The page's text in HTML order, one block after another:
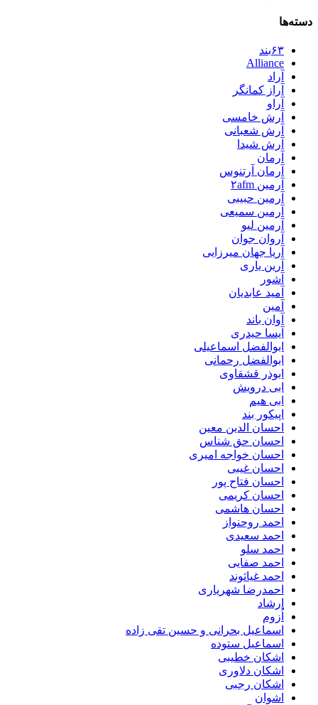
دسته‌ها
۶۳بند
Alliance
آراد
آراز کمانگر
آراو
آرش خامسی
آرش شعبانی
آرش شیدا
آرمان
آرمان آرتنوس
آرمین ۲afm
آرمین حبیبی
آرمین سمیعی
آرمین لیو
آروان جوان
آریا جهان میرزایی
آرین یاری
آشور
آمید عابدیان
آمین
آوان باند
آیسا حیدری
ابوالفضل اسماعیلی
ابوالفضل رحمانی
ابوذر قشقاوی
ابی درویش
ابی هیم
اپیکور بند
احسان الدین معین
احسان حق شناس
احسان خواجه امیری
احسان غیبی
احسان فتاح پور
احسان کریمی
احسان هاشمی
احمد روحنواز
احمد سعیدی
احمد سلو
احمد صفایی
احمد غیاثوند
احمدرضا شهریاری
ارشاد
اُزوم
اسماعیل بحرانی و حسین تقی زاده
اسماعیل ستوده
اشکان خطیبی
اشکان دلاوری
اشکان رجبی
اشوان